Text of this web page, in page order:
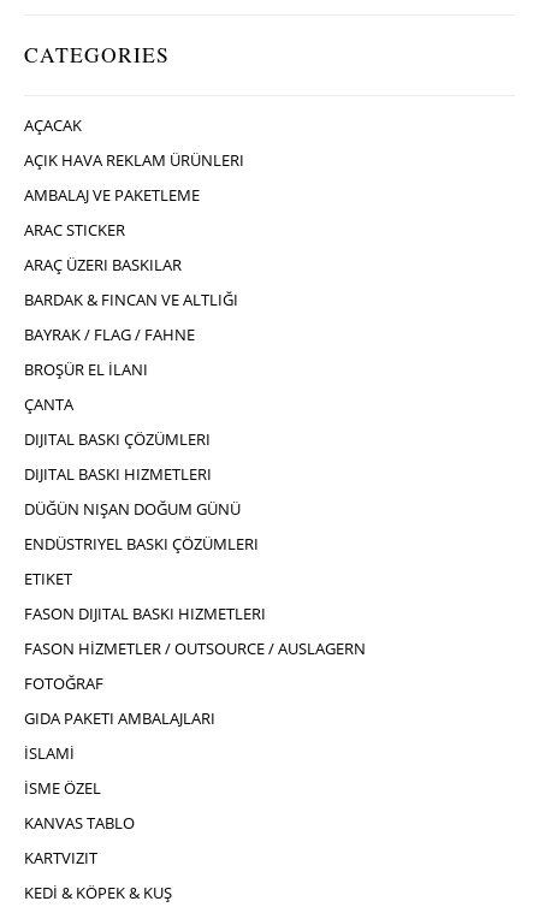
CATEGORIES
AÇACAK
AÇIK HAVA REKLAM ÜRÜNLERI
AMBALAJ VE PAKETLEME
ARAC STICKER
ARAÇ ÜZERI BASKILAR
BARDAK & FINCAN VE ALTLIĞI
BAYRAK / FLAG / FAHNE
BROŞÜR EL İLANI
ÇANTA
DIJITAL BASKI ÇÖZÜMLERI
DIJITAL BASKI HIZMETLERI
DÜĞÜN NIŞAN DOĞUM GÜNÜ
ENDÜSTRIYEL BASKI ÇÖZÜMLERI
ETIKET
FASON DIJITAL BASKI HIZMETLERI
FASON HİZMETLER / OUTSOURCE / AUSLAGERN
FOTOĞRAF
GIDA PAKETI AMBALAJLARI
İSLAMİ
İSME ÖZEL
KANVAS TABLO
KARTVIZIT
KEDİ & KÖPEK & KUŞ